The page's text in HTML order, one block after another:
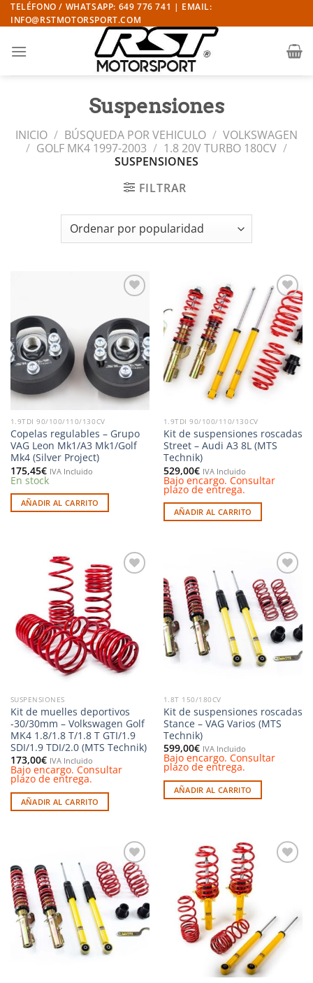
Saltar
al
TELÉFONO / WHATSAPP: 649 776 741 | EMAIL:
INFO@RSTMOTORSPORT.COM
Suspensiones
INICIO / BÚSQUEDA POR VEHICULO / VOLKSWAGEN
/ GOLF MK4 1997-2003 / 1.8 20V TURBO 180CV /
SUSPENSIONES
FILTRAR
lista de
deseos
1.9TDI 90/100/110/130CV
Copelas regulables – Grupo
VAG Leon Mk1/A3 Mk1/Golf
Mk4 (Silver Project)
175,45€ IVA Incluido
En stock
AÑADIR AL CARRITO
Añadir
a la
lista de
deseos
1.9TDI 90/100/110/130CV
Kit de suspensiones roscadas
Street – Audi A3 8L (MTS
Technik)
529,00€ IVA Incluido
Bajo encargo. Consultar
plazo de entrega.
AÑADIR AL CARRITO
SUSPENSIONES
Kit de muelles deportivos
-30/30mm – Volkswagen Golf
MK4 1.8/1.8 T/1.8 T GTI/1.9
SDI/1.9 TDI/2.0 (MTS Technik)
173,00€ IVA Incluido
Bajo encargo. Consultar
plazo de entrega.
AÑADIR AL CARRITO
Añadir
a la
lista de
deseos
1.8T 150/180CV
Kit de suspensiones roscadas
Stance – VAG Varios (MTS
Technik)
599,00€ IVA Incluido
Bajo encargo. Consultar
plazo de entrega.
AÑADIR AL CARRITO
Añadir
a la
lista de
deseos